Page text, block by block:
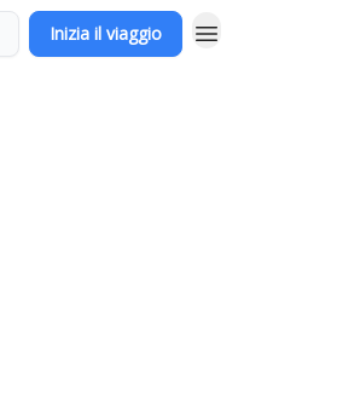
Inizia il viaggio